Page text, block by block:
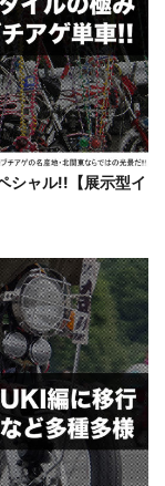
シャル!!【展示型イ